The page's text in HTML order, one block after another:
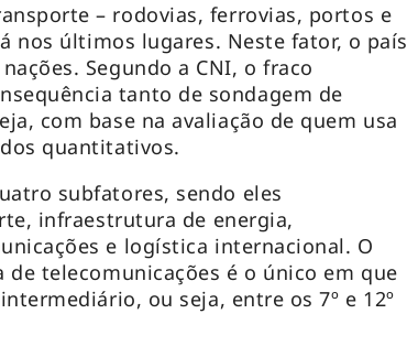
– rodovias, ferrovias, portos e
nos últimos lugares. Neste fator, o país
Segundo a CNI, o fraco
tanto de sondagem de
com base na avaliação de quem usa
quantitativos.
subfatores, sendo eles
infraestrutura de energia,
e logística internacional. O
telecomunicações é o único em que
ou seja, entre os 7º e 12º